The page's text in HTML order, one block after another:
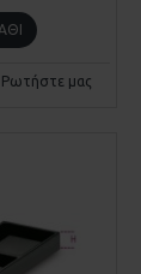
Ρωτήστε μας